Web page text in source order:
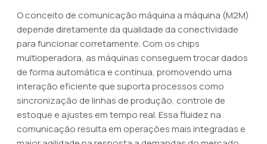
O conceito de comunicação máquina a máquina (M2M)
depende diretamente da qualidade da conectividade
para funcionar corretamente. Com os chips
multioperadora, as máquinas conseguem trocar dados
de forma automática e contínua, promovendo uma
interação eficiente que suporta processos como
sincronização de linhas de produção, controle de
estoque e ajustes em tempo real. Essa fluidez na
comunicação resulta em operações mais integradas e